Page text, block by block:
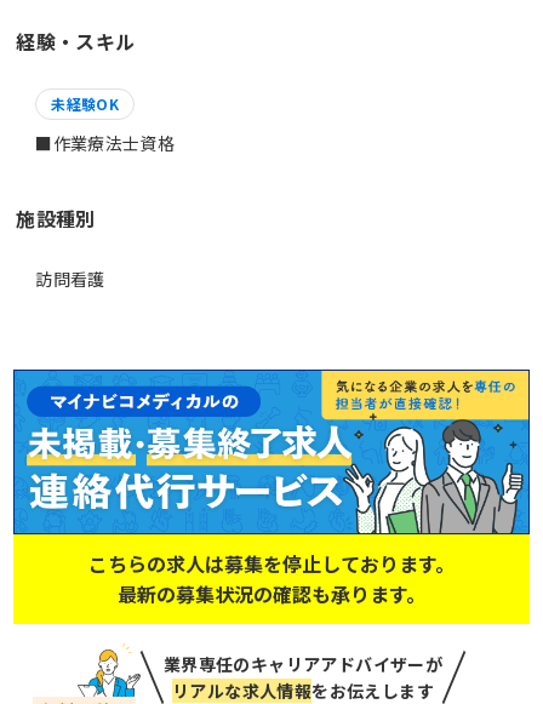
経験・スキル
未経験OK
■作業療法士資格
施設種別
訪問看護
こちらの求人は募集を停止しております。
最新の募集状況の確認も承ります。
業界専任のキャリアアドバイザーが
リアルな求人情報をお伝えします